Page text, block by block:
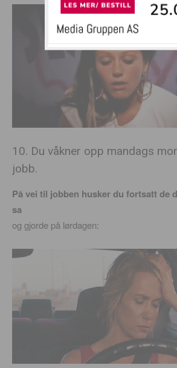
10. Du våkner opp mandags
jobb.
På vei til jobben husker du fortsatt de
sa
og gjorde på lørdagen: